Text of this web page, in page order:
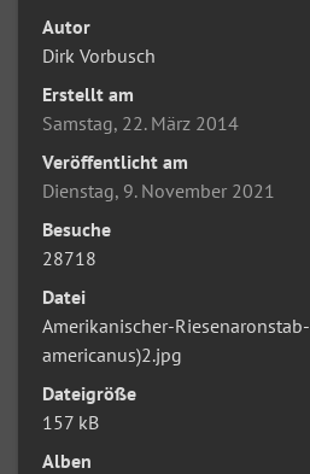
Autor
Dirk Vorbusch
Erstellt am
Samstag, 22. März 2014
Veröffentlicht am
Dienstag, 9. November 2021
Besuche
28718
Datei
Amerikanischer-
americanus)2.jpg
Dateigröße
157 kB
Alben